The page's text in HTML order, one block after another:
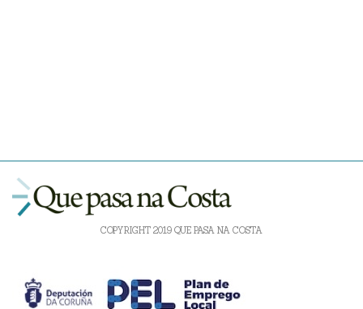
COPYRIGHT 2019 QUE PASA NA COSTA